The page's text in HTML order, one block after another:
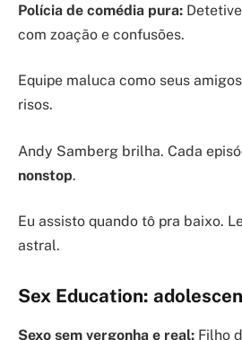
Polícia de comédia pura:
com zoação e confusões.
Equipe maluca como seus
risos.
Andy Samberg brilha. Cada
nonstop.
Eu assisto quando tô pra baixo.
astral.
Sex Education:
Sexo sem vergonha e real: Filho